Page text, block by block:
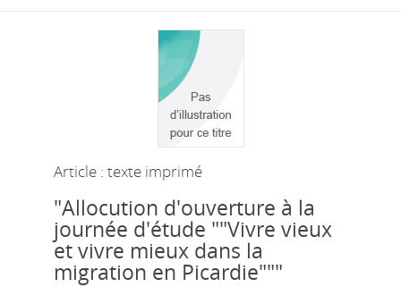
Article : texte imprimé
"Allocution d'ouverture à la
journée d'étude ""Vivre vieux
et vivre mieux dans la
migration en Picardie"""